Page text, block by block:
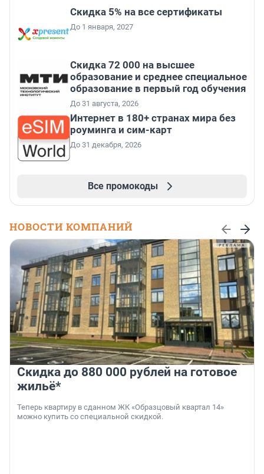
Скидка 5% на все сертификаты
До 1 января, 2027
Скидка 72 000 на высшее
образование и среднее специальное
образование в первый год обучения
До 31 августа, 2026
Интернет в 180+ странах мира без
роуминга и сим-карт
До 31 декабря, 2026
Все промокоды
НОВОСТИ КОМПАНИЙ
Скидка до 880 000 рублей на готовое
жильё*
Теперь квартиру в сданном ЖК «Образцовый квартал 14»
можно купить со специальной скидкой.